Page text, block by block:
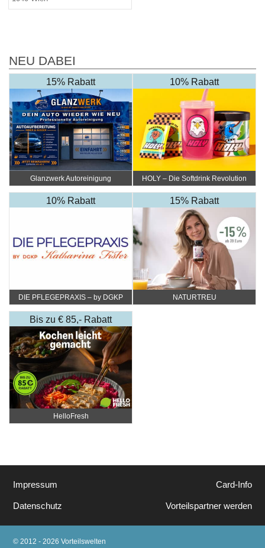
NEU DABEI
15% Rabatt
Glanzwerk Autoreinigung
10% Rabatt
HOLY – Die Softdrink Revolution
10% Rabatt
DIE PFLEGEPRAXIS – by DGKP
Katharina Fister
15% Rabatt
NATURTREU
Bis zu € 85,- Rabatt
HelloFresh
Impressum
Datenschutz
Card-Info
Vorteilspartner werden
© 2012 - 2026 Vorteilswelten